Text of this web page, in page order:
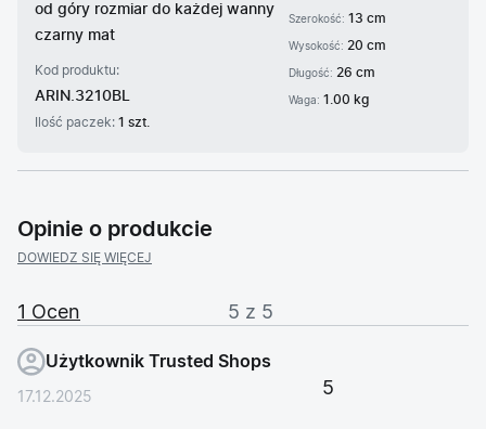
od góry rozmiar do każdej wanny
czarny mat
Kod produktu:
ARIN.3210BL
Ilość paczek: 1 szt.
Szerokość:13 cm
Wysokość:20 cm
Długość:26 cm
Waga:1.00 kg
Opinie o produkcie
DOWIEDZ SIĘ WIĘCEJ
1 Ocen 5 z 5
Użytkownik Trusted Shops
5
17.12.2025